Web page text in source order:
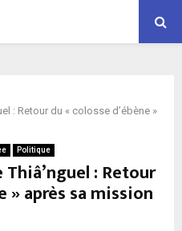
: Retour du « colosse d’ébène »
Politique
: Retour
» après sa mission